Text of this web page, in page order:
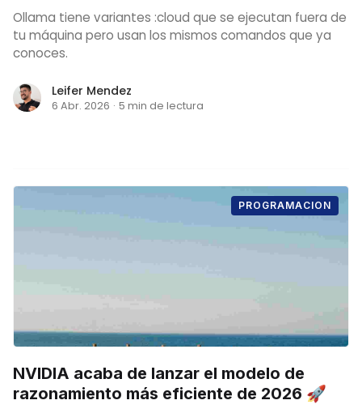
Ollama tiene variantes :cloud que se ejecutan fuera de
tu máquina pero usan los mismos comandos que ya
conoces.
Leifer Mendez
6 Abr. 2026 · 5 min de lectura
PROGRAMACION
NVIDIA acaba de lanzar el modelo de
razonamiento más eficiente de 2026 🚀